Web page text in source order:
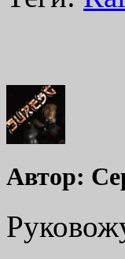
Автор: